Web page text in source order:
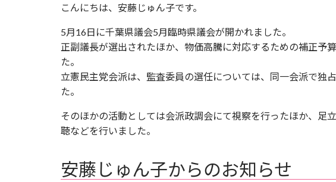
こんにちは、安藤じゅん子です。
5月16日に千葉県議会5月臨時県議会が開かれました。
正副議長が選出されたほか、物価高騰に対応するための補正予
た。
立憲民主党会派は、監査委員の選任については、同一会派で独
た。
そのほかの活動としては会派政調会にて視察を行ったほか、足
聴などを行いました。
安藤じゅん子からのお知らせ